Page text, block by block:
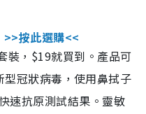
>>按此選購<<
裝，$19就買到。產品可
冠狀病毒，使用鼻拭子
速抗原測試結果。靈敏